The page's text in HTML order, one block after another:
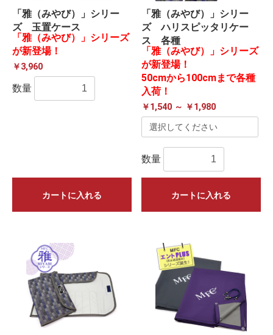
「雅（みやび）」シリー
ズ 玉置ケース
「雅（みやび）」シリーズ
が新登場！
￥3,960
数量
カートに入れる
「雅（みやび）」シリー
ズ ハリスピッタリケー
ス 各種
「雅（みやび）」シリーズ
が新登場！
50cmから100cmまで各種
入荷！
￥1,540 ～ ￥1,980
数量
カートに入れる